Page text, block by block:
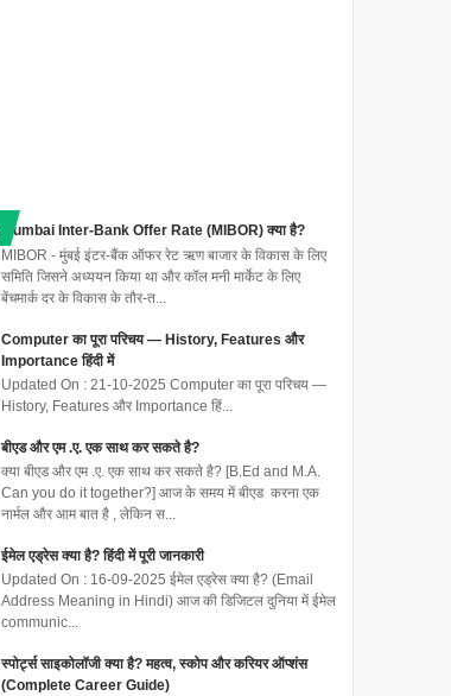
Mumbai Inter-Bank Offer Rate (MIBOR) क्या है?
MIBOR - मुंबई इंटर-बैंक ऑफर रेट ऋण बाजार के विकास के लिए
समिति जिसने अध्ययन किया था और कॉल मनी मार्केट के लिए
बेंचमार्क दर के विकास के तौर-त...
Computer का पूरा परिचय — History, Features और
Importance हिंदी में
Updated On : 21-10-2025 Computer का पूरा परिचय —
History, Features और Importance हिं...
बीएड और एम .ए. एक साथ कर सकते है?
क्या बीएड और एम .ए. एक साथ कर सकते है? [B.Ed and M.A.
Can you do it together?] आज के समय में बीएड करना एक
नार्मल और आम बात है , लेकिन स...
ईमेल एड्रेस क्या है? हिंदी में पूरी जानकारी
Updated On : 16-09-2025 ईमेल एड्रेस क्या है? (Email
Address Meaning in Hindi) आज की डिजिटल दुनिया में ईमेल
communic...
स्पोर्ट्स साइकोलॉजी क्या है? महत्व, स्कोप और करियर ऑप्शंस
(Complete Career Guide)